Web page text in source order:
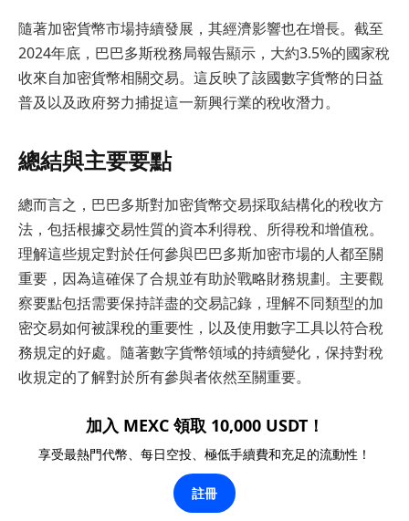
隨著加密貨幣市場持續發展，其經濟影響也在增長。截至
2024年底，巴巴多斯稅務局報告顯示，大約3.5%的國家稅
收來自加密貨幣相關交易。這反映了該國數字貨幣的日益
普及以及政府努力捕捉這一新興行業的稅收潛力。
總結與主要要點
總而言之，巴巴多斯對加密貨幣交易採取結構化的稅收方
法，包括根據交易性質的資本利得稅、所得稅和增值稅。
理解這些規定對於任何參與巴巴多斯加密市場的人都至關
重要，因為這確保了合規並有助於戰略財務規劃。主要觀
察要點包括需要保持詳盡的交易記錄，理解不同類型的加
密交易如何被課稅的重要性，以及使用數字工具以符合稅
務規定的好處。隨著數字貨幣領域的持續變化，保持對稅
收規定的了解對於所有參與者依然至關重要。
加入 MEXC 領取 10,000 USDT！
享受最熱門代幣、每日空投、極低手續費和充足的流動性！
註冊